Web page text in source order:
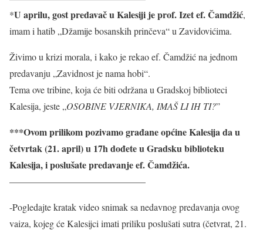
*U aprilu, gost predavač u Kalesiji je prof. Izet ef. Čamdžić,
imam i hatib „Džamije bosanskih prinčeva“ u Zavidovićima.
Živimo u krizi morala, i kako je rekao ef. Čamdžić na jednom
predavanju „Zavidnost je nama hobi“.
Tema ove tribine, koja će biti održana u Gradskoj biblioteci
Kalesija, jeste „OSOBINE VJERNIKA, IMAŠ LI IH TI?”
***Ovom prilikom pozivamo građane općine Kalesija da u
četvrtak (21. april) u 17h dođete u Gradsku biblioteku
Kalesija, i poslušate predavanje ef. Čamdžića.
——————————————–
-Pogledajte kratak video snimak sa nedavnog predavanja ovog
vaiza, kojeg će Kalesijci imati priliku poslušati sutra (četvrat, 21.